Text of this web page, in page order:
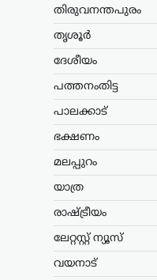
തിരുവനന്തപുരം
തൃശൂർ
ദേശീയം
പത്തനംതിട്ട
പാലക്കാട്
ഭക്ഷണം
മലപ്പുറം
യാത്ര
രാഷ്ട്രീയം
ലേറ്റസ്റ്റ് ന്യൂസ്
വയനാട്
ന്യൂസ്
രൂപ